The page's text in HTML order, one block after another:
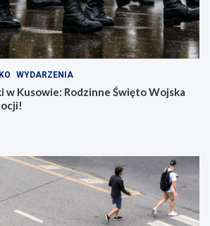
WYDARZENIA
w Kusowie: Rodzinne Święto Wojska